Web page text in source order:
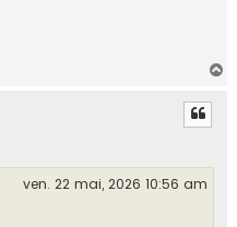
ven. 22 mai, 2026 10:56 am